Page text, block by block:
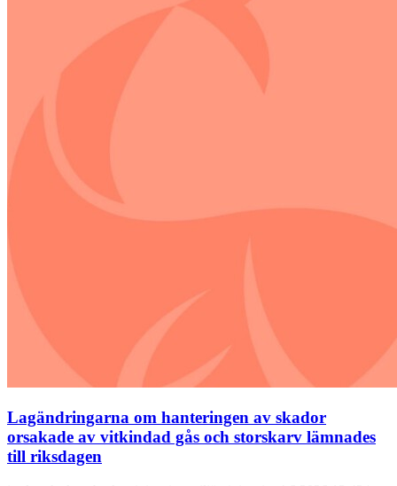
Lagändringarna om hanteringen av skador
orsakade av vitkindad gås och storskarv lämnades
till riksdagen